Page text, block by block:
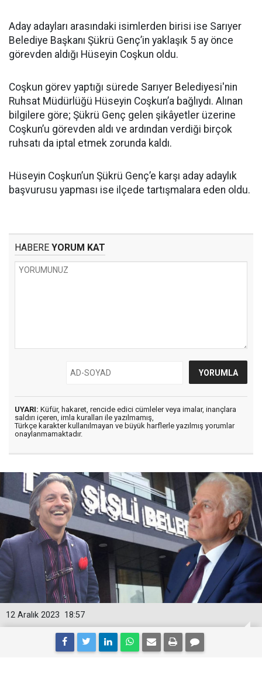
Aday adayları arasındaki isimlerden birisi ise Sarıyer
Belediye Başkanı Şükrü Genç’in yaklaşık 5 ay önce
görevden aldığı Hüseyin Coşkun oldu.
Coşkun görev yaptığı sürede Sarıyer Belediyesi'nin
Ruhsat Müdürlüğü Hüseyin Coşkun’a bağlıydı. Alınan
bilgilere göre; Şükrü Genç gelen şikâyetler üzerine
Coşkun’u görevden aldı ve ardından verdiği birçok
ruhsatı da iptal etmek zorunda kaldı.
Hüseyin Coşkun’un Şükrü Genç’e karşı aday adaylık
başvurusu yapması ise ilçede tartışmalara eden oldu.
HABERE YORUM KAT
UYARI: Küfür, hakaret, rencide edici cümleler veya imalar, inançlara
saldırı içeren, imla kuralları ile yazılmamış,
Türkçe karakter kullanılmayan ve büyük harflerle yazılmış yorumlar
onaylanmamaktadır.
18:57
12 Aralık 2023